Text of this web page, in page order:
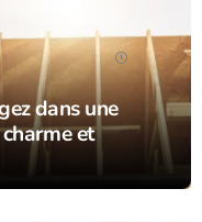
dans une
et
10/02/24